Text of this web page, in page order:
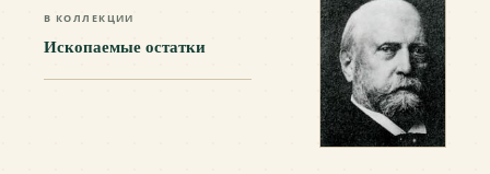
В КОЛЛЕКЦИИ
Ископаемые остатки